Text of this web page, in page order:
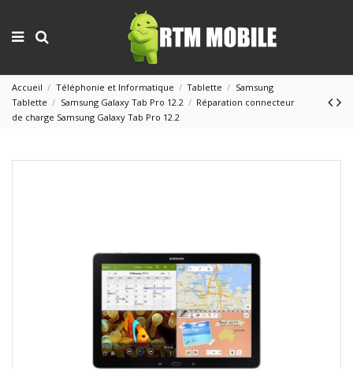
Accueil Téléphonie et Informatique Tablette
Samsung
Tablette
Samsung Galaxy Tab Pro 12.2
Réparation connecteur
de charge Samsung Galaxy Tab Pro 12.2